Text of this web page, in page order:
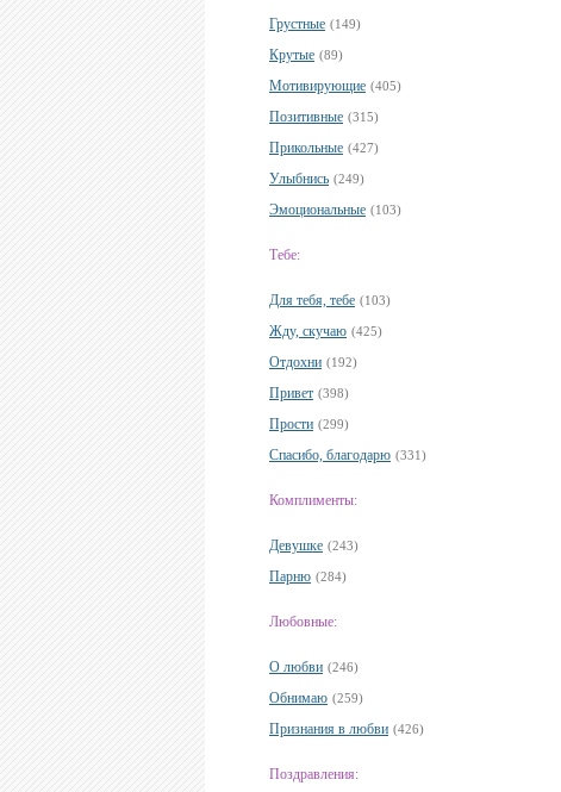
Грустные (149)
Крутые (89)
Мотивирующие (405)
Позитивные (315)
Прикольные (427)
Улыбнись (249)
Эмоциональные (103)
Тебе:
Для тебя, тебе (103)
Жду, скучаю (425)
Отдохни (192)
Привет (398)
Прости (299)
Спасибо, благодарю (331)
Комплименты:
Девушке (243)
Парню (284)
Любовные:
О любви (246)
Обнимаю (259)
Признания в любви (426)
Поздравления: